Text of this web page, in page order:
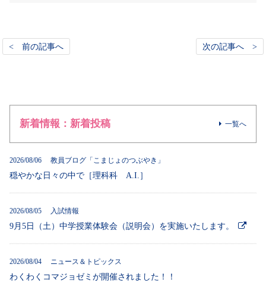
< 前の記事へ 次の記事へ >
新着情報：新着投稿 一覧へ
2026/08/06 教員ブログ「こまじょのつぶやき」
穏やかな日々の中で［理科科 A.I.］
2026/08/05 入試情報
9月5日（土）中学授業体験会（説明会）を実施いたします。
2026/08/04 ニュース＆トピックス
わくわくコマジョゼミが開催されました！！